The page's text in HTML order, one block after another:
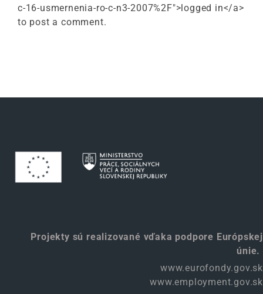
c-16-usmernenia-ro-c-n3-2007%2F">logged in</a>
to post a comment.
Projekty sú realizované vďaka podpore Európskej
únie.
www.eurofondy.gov.sk
www.employment.gov.sk